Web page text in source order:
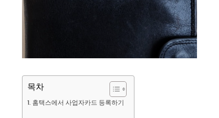
목차
홈택스에서 사업자카드 등록하기